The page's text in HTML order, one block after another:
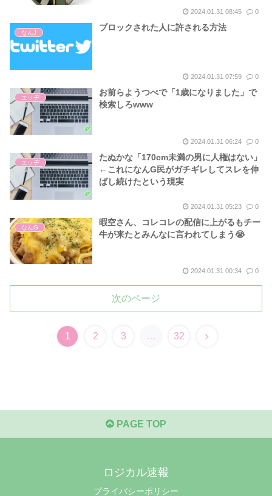
2024.01.31 08:45 0
なんJ
ブロックされた人に許される方法
2024.01.31 07:59 0
エッヂ
お前らようつべで「1歳になりました」で
検索しろwww
2024.01.31 06:24 0
エッヂ
たぬかな「170cm未満の男に人権はない」
←これになんG民がガチギレしてスレを伸
ばし続けたという現実
2024.01.31 05:23 0
なんG
暇空さん、コレコレの配信に上がるもチー
牛が来たとみんなに言われてしまう😭
2024.01.31 00:34 0
次のページ
1 2 3 … 32
次
PAGE TOP
ロジカル速報
プライバシーポリシー